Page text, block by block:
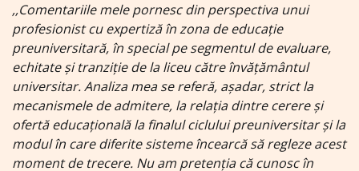
,,Comentariile mele pornesc din perspectiva unui
profesionist cu expertiză în zona de educație
preuniversitară, în special pe segmentul de evaluare,
echitate și tranziție de la liceu către învățământul
universitar. Analiza mea se referă, așadar, strict la
mecanismele de admitere, la relația dintre cerere și
ofertă educațională la finalul ciclului preuniversitar și la
modul în care diferite sisteme încearcă să regleze acest
moment de trecere. Nu am pretenția că cunosc în